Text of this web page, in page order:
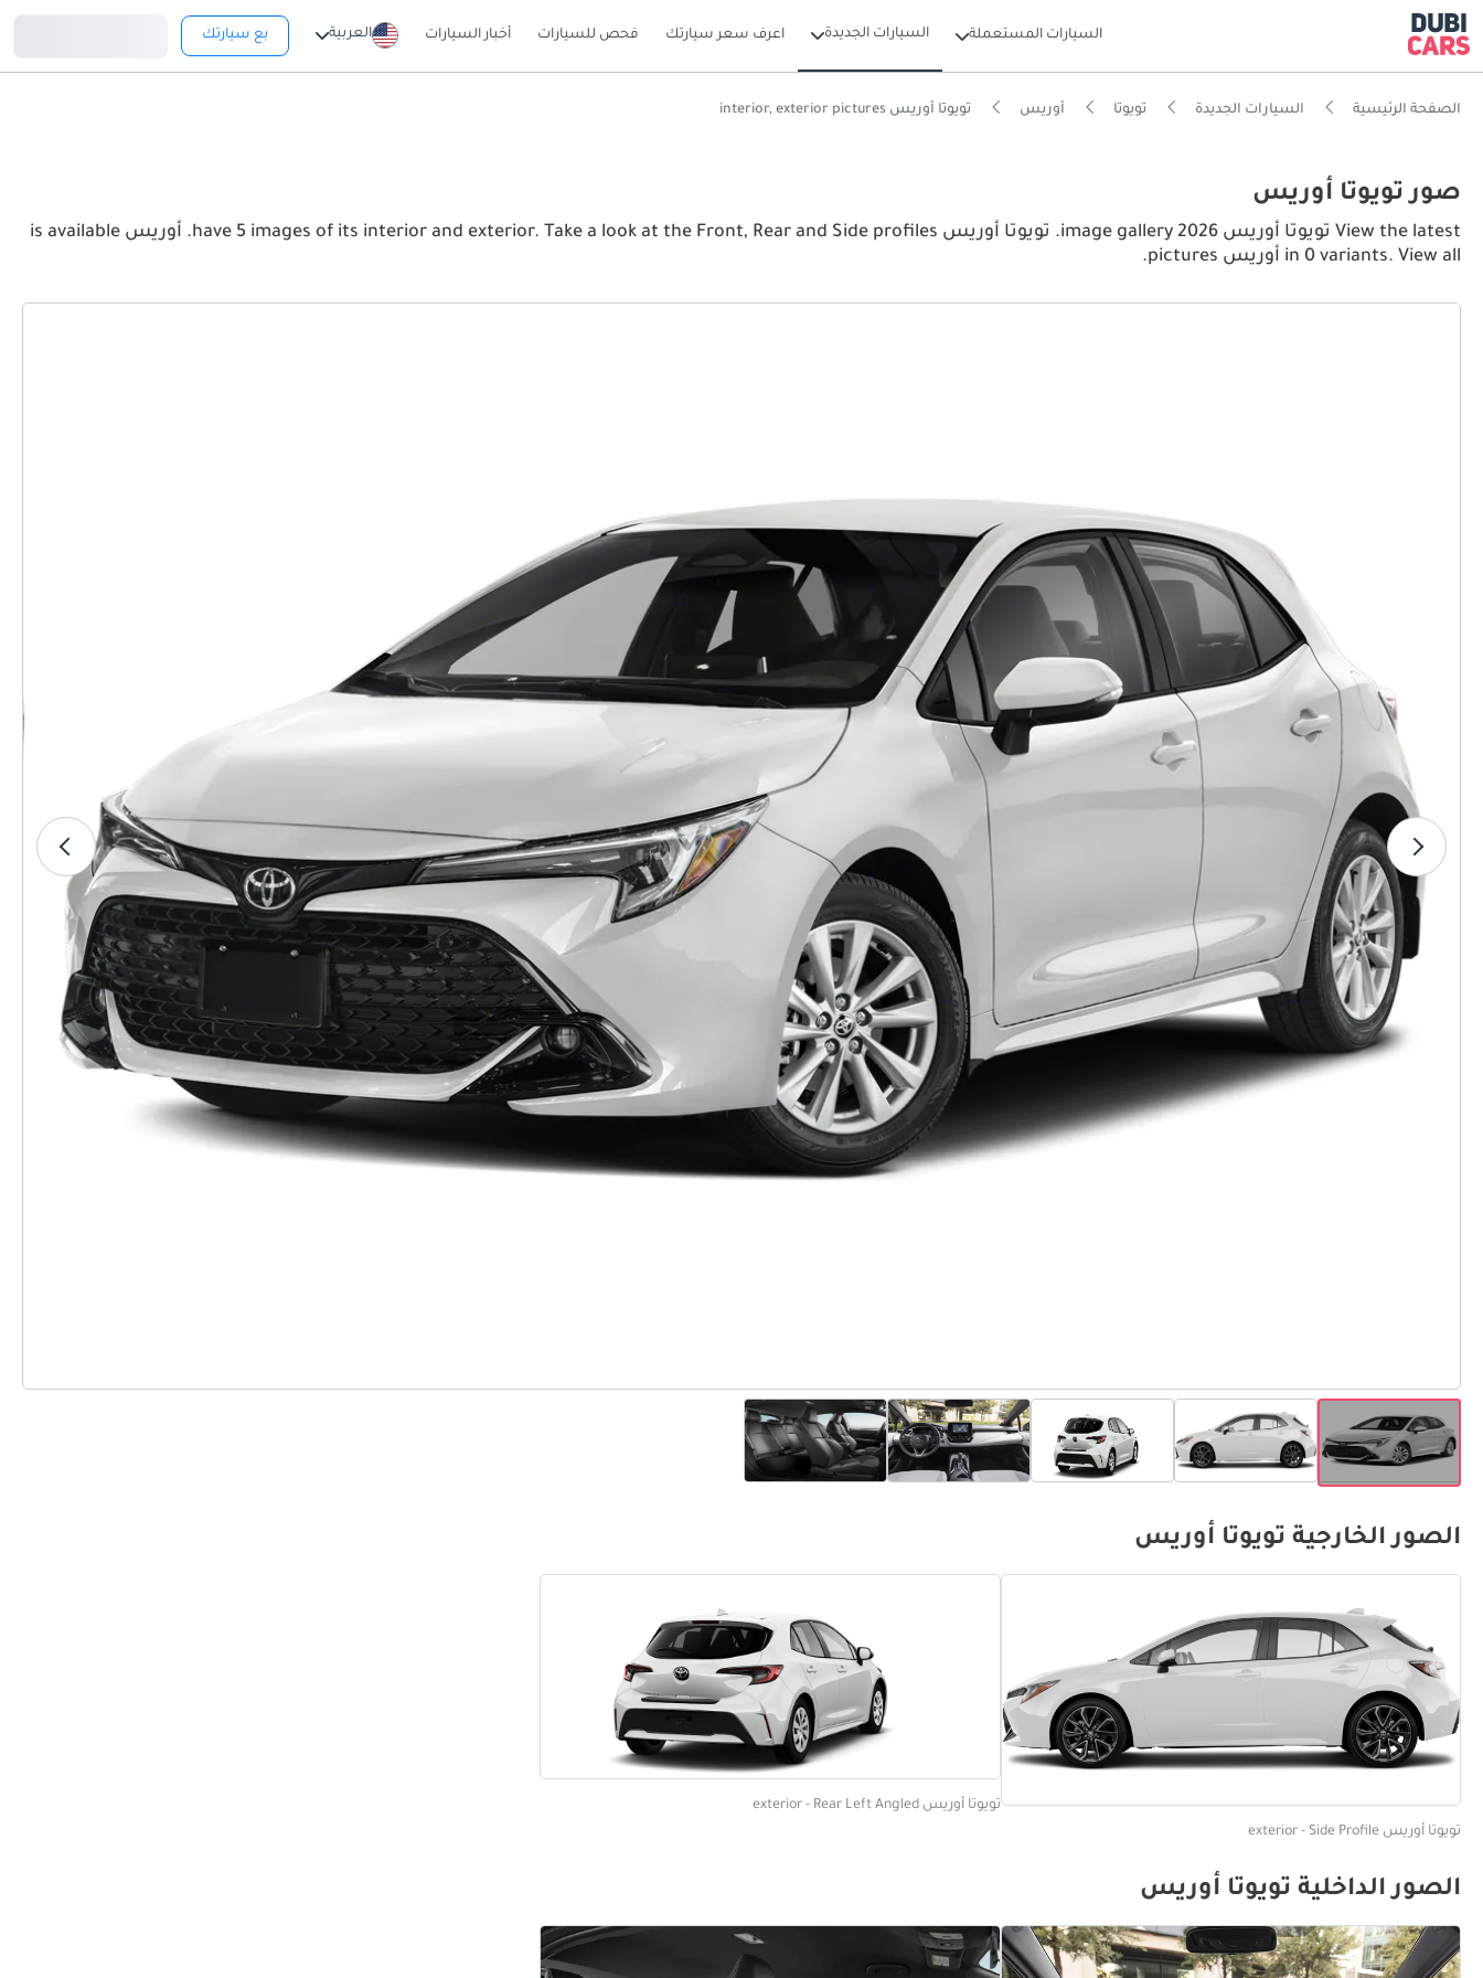
السيارات المستعملة السيارات الجديدة اعرف سعر سيارتك فحص للسيارات أخبار السيارات العربية بع سيارتك
الصفحة الرئيسية السيارات الجديدة تويوتا أوريس تويوتا أوريس interior, exterior pictures
صور تويوتا أوريس
View the latest تويوتا أوريس 2026 image gallery. تويوتا أوريس have 5 images of its interior and exterior. Take a look at the Front, Rear and Side profiles. أوريس is available
in 0 variants. View all أوريس pictures.
الصور الخارجية تويوتا أوريس
تويوتا أوريس exterior - Side Profile
تويوتا أوريس exterior - Rear Left Angled
الصور الداخلية تويوتا أوريس